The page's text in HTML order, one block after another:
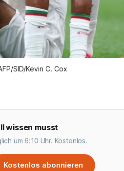
SID/Kevin C. Cox
wissen musst
um 6:10 Uhr. Kostenlos.
Kostenlos abonnieren